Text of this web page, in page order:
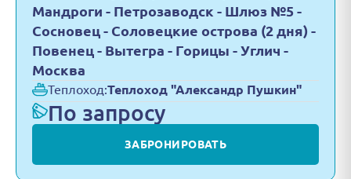
Мандроги - Петрозаводск - Шлюз №5 -
Сосновец - Соловецкие острова (2 дня) -
Повенец - Вытегра - Горицы - Углич -
Москва
Теплоход:Теплоход "Александр Пушкин"
По запросу
ЗАБРОНИРОВАТЬ